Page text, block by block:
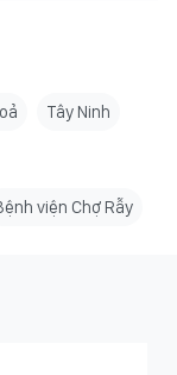
Tây Ninh
viện Chợ Rẫy